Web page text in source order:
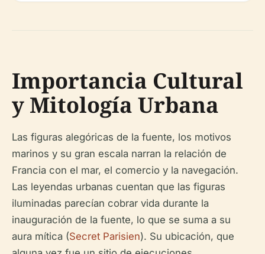
Importancia Cultural
y Mitología Urbana
Las figuras alegóricas de la fuente, los motivos
marinos y su gran escala narran la relación de
Francia con el mar, el comercio y la navegación.
Las leyendas urbanas cuentan que las figuras
iluminadas parecían cobrar vida durante la
inauguración de la fuente, lo que se suma a su
aura mítica (Secret Parisien). Su ubicación, que